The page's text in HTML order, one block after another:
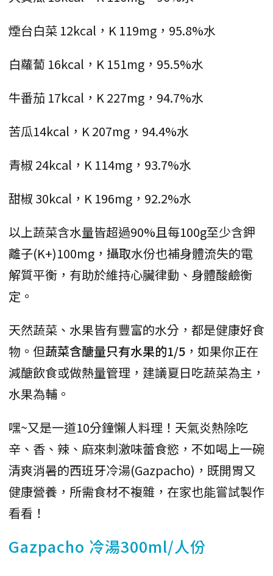
煙台白菜 12kcal，K 119mg，95.8%水
白蘿蔔 16kcal，K 151mg，95.5%水
牛番茄 17kcal，K 227mg，94.7%水
苦瓜14kcal，K 207mg，94.4%水
青椒 24kcal，K 114mg，93.7%水
甜椒 30kcal，K 196mg，92.2%水
以上蔬菜含水量皆超過90%且每100g至少含鉀
離子(K+)100mg，攝取水份也補身體流失的電
解質平衡，有助於維持心臟律動、身體酸鹼衡
定。
天然蔬菜、水果皆有豐富的水分，都是健康好食
物。但蔬菜含醣量只有水果的1/5 ，如果你正在
減醣飲食或做熱量管理，建議夏日吃蔬菜為主，
水果為輔。
嘿~又是一道10分鐘懶人料理！天氣炎熱除吃
辛、香、辣、麻來刺激味蕾食慾，不如喝上一碗
清爽消暑的西班牙冷湯(Gazpacho)，既開胃又
健康營養，所需食材不複雜，在家也能嘗試製作
看看！
Gazpacho 冷湯300ml/人份